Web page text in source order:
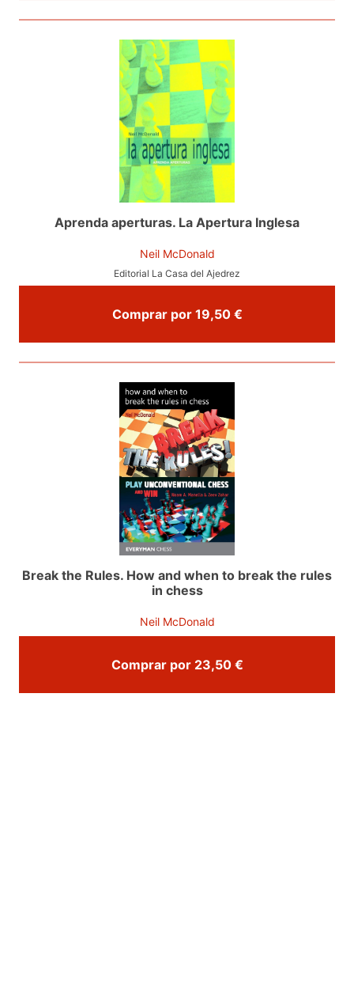
Aprenda aperturas. La Apertura Inglesa
Neil McDonald
Editorial La Casa del Ajedrez
Comprar por 19,50 €
Break the Rules. How and when to break the rules
in chess
Neil McDonald
Comprar por 23,50 €